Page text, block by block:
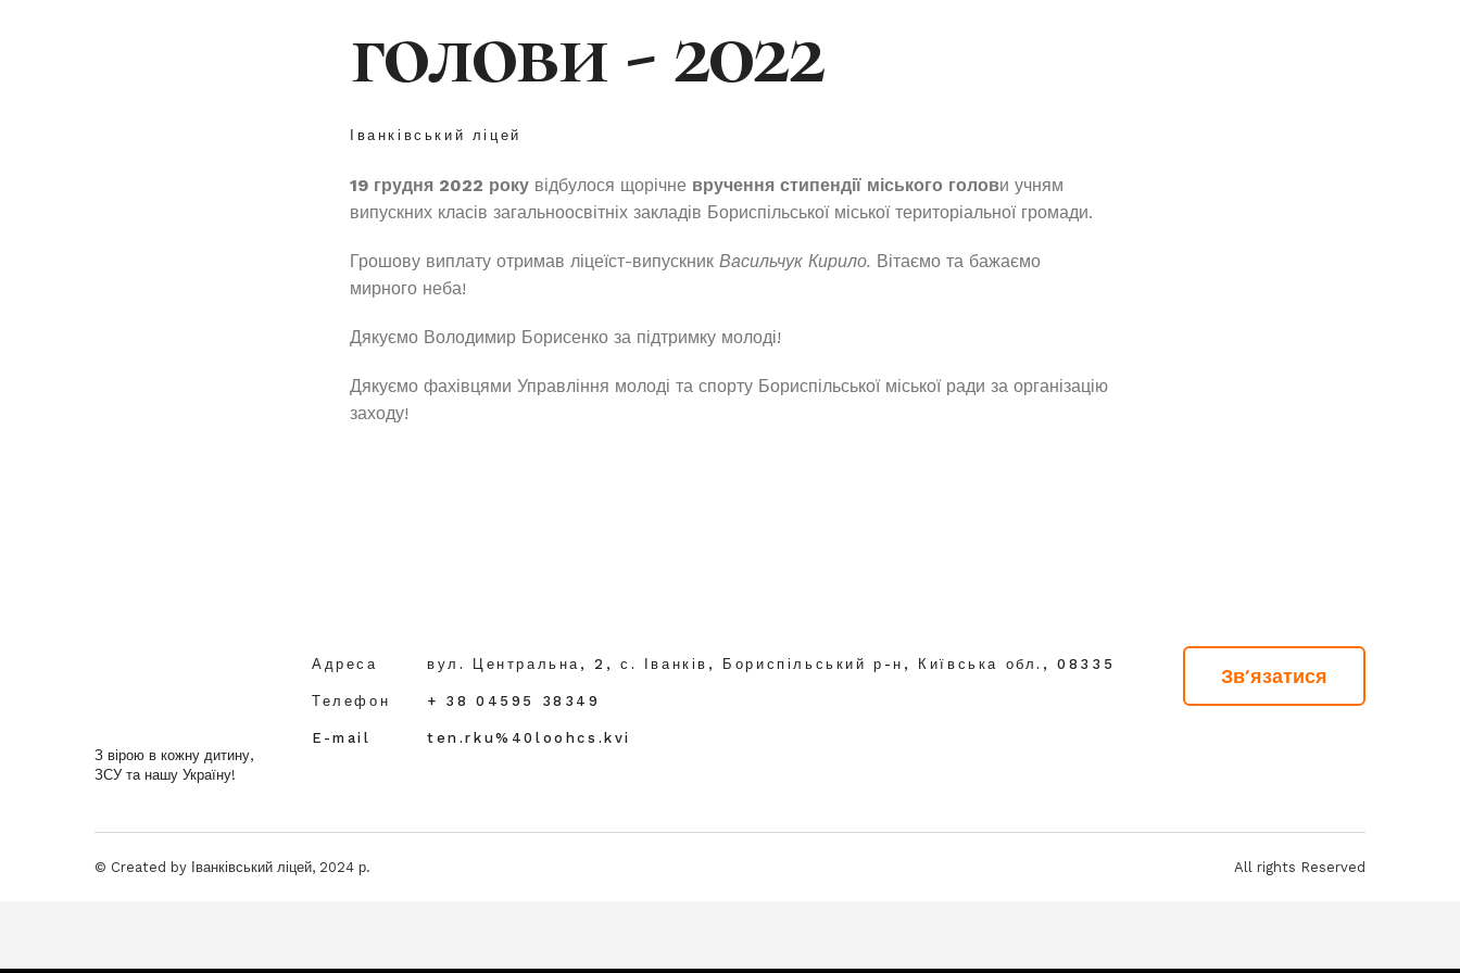
голови - 2022
Іванківський ліцей
19 грудня 2022 року відбулося щорічне вручення стипендії міського голови учням
випускних класів загальноосвітніх закладів Бориспільської міської територіальної громади.
Грошову виплату отримав ліцеїст-випускник Васильчук Кирило. Вітаємо та бажаємо
мирного неба!
Дякуємо Володимир Борисенко за підтримку молоді!
Дякуємо фахівцями Управління молоді та спорту Бориспільської міської ради за організацію
заходу!
З вірою в кожну дитину,
ЗСУ та нашу Україну!
Адреса вул. Центральна, 2, с. Іванків, Бориспільський р-н, Київська обл., 08335
Телефон + 38 04595 38349
E-mail ten.rku%40loohcs.kvi
Зв'язатися
© Created by Іванківський ліцей, 2024 р. All rights Reserved